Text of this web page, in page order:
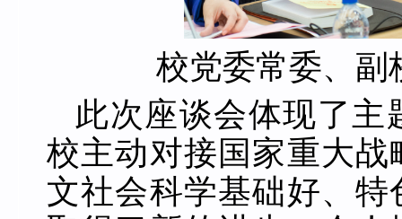
校党委常委、副
此次座谈会体现了主
校主动对接国家重大
文社会科学基础好、